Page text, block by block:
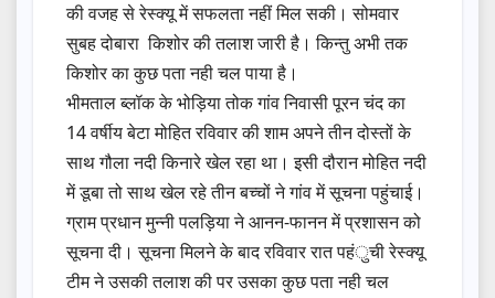
की वजह से रेस्क्यू में सफलता नहीं मिल सकी। सोमवार
सुबह दोबारा किशोर की तलाश जारी है। किन्तु अभी तक
किशोर का कुछ पता नही चल पाया है।
भीमताल ब्लॉक के भोड़िया तोक गांव निवासी पूरन चंद का
14 वर्षीय बेटा मोहित रविवार की शाम अपने तीन दोस्तों के
साथ गौला नदी किनारे खेल रहा था। इसी दौरान मोहित नदी
में डूबा तो साथ खेल रहे तीन बच्चों ने गांव में सूचना पहुंचाई।
ग्राम प्रधान मुन्नी पलड़िया ने आनन-फानन में प्रशासन को
सूचना दी। सूचना मिलने के बाद रविवार रात पहंुची रेस्क्यू
टीम ने उसकी तलाश की पर उसका कुछ पता नही चल